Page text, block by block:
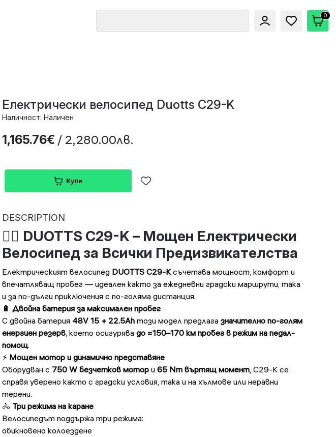
0
Електрически велосипед Duotts C29-K
Наличност: Наличен
1,165.76€ / 2,280.00лв.
Купи
DESCRIPTION
🚴‍♂ DUOTTS C29-K – Мощен Електрически
Велосипед за Всички Предизвикателства
Електрическият велосипед DUOTTS C29-Kсъчетава мощност, комфорт и
впечатляващ пробег — идеален както за ежедневни градски маршрути, така
и за по-дълги приключения с по-голяма дистанция.
🔋 Двойна батерия за максимален пробег
С двойна батерия 48V 15 + 22.5Ah този модел предлага значително по-голям
енергиен резерв, което осигурява до ≈150–170 км пробег в режим на педал-
помощ.
⚡ Мощен мотор и динамично представяне
Оборудван с 750 W безчетков мотор и 65 Nm въртящ момент, C29-K се
справя уверено както с градски условия, така и на хълмове или неравни
терени.
🚴 Три режима на каране
Велосипедът поддържа три режима:
обикновено колоездене